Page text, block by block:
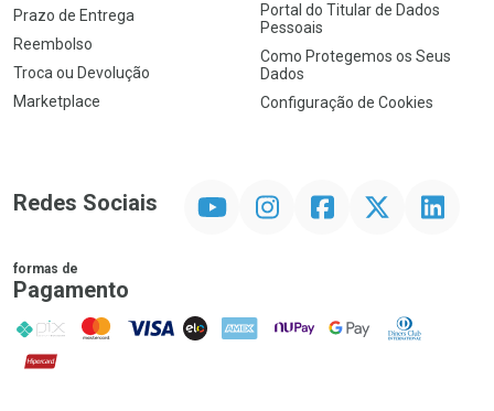
Prazo de Entrega
Reembolso
Troca ou Devolução
Marketplace
Portal do Titular de Dados
Pessoais
Como Protegemos os Seus
Dados
Configuração de Cookies
Redes Sociais InstagramFacebookTwitter Linkedin
formas de
Pagamento
PIX MasterCard
VISA ELO AMEX NuPay Google PayDiners Club
Hipercard